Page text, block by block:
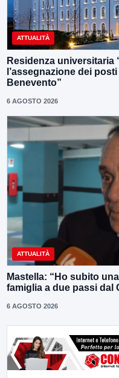
ATTUALITÀ
Residenza universitaria
l’assegnazione dei
Benevento”
6 AGOSTO 2026
ATTUALITÀ
Mastella: “Ho subito
famiglia a due passi dal
6 AGOSTO 2026